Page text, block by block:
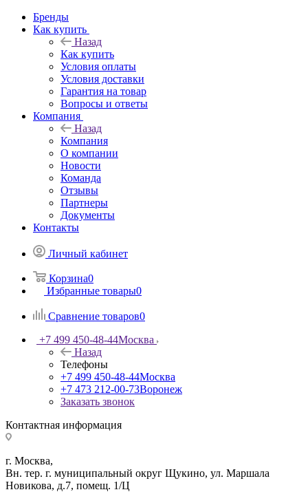
Бренды
Как купить
Назад
Как купить
Условия оплаты
Условия доставки
Гарантия на товар
Вопросы и ответы
Компания
Назад
Компания
О компании
Новости
Команда
Отзывы
Партнеры
Документы
Контакты
Личный кабинет
Корзина0
Избранные товары0
Сравнение товаров0
+7 499 450-48-44Москва
Назад
Телефоны
+7 499 450-48-44Москва
+7 473 212-00-73Воронеж
Заказать звонок
Контактная информация
г. Москва,
Вн. тер. г. муниципальный округ Щукино, ул. Маршала
Новикова, д.7, помещ. 1/Ц